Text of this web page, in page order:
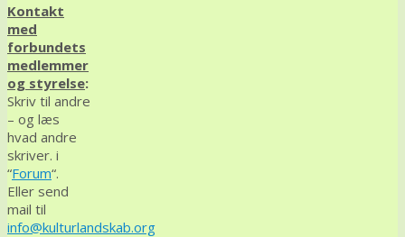
Kontakt
med
forbundets
medlemmer
og styrelse:
Skriv til andre
– og læs
hvad andre
skriver. i
“Forum“.
Eller send
mail til
info@kulturlandskab.org